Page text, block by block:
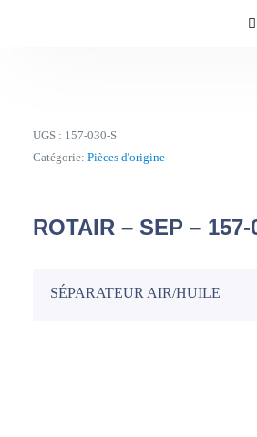
UGS : 157-030-S
Catégorie:Pièces d'origine
ROTAIR – SEP – 157-
SÉPARATEUR AIR/HUILE